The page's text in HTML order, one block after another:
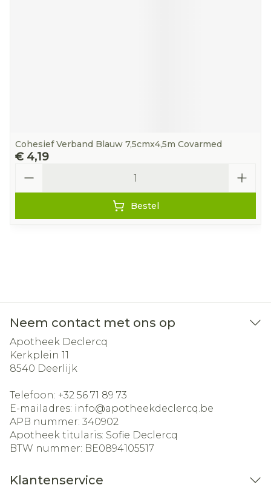
Cohesief Verband Blauw 7,5cmx4,5m Covarmed
€ 4,19
Bestel
Neem contact met ons op
Apotheek Declercq
Kerkplein 11
8540 Deerlijk
Telefoon: +32 56 71 89 73
E-mailadres: info@apotheekdeclercq.be
APB nummer: 340902
Apotheek titularis: Sofie Declercq
BTW nummer: BE0894105517
Klantenservice